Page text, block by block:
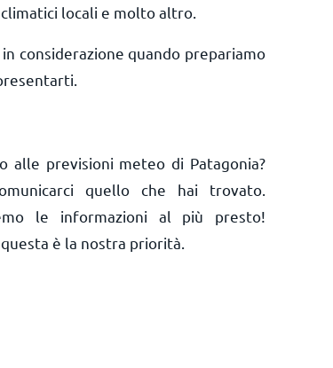
locali e molto altro.
considerazione quando prepariamo
alle previsioni meteo di Patagonia?
quello che hai trovato.
le informazioni al più presto!
è la nostra priorità.